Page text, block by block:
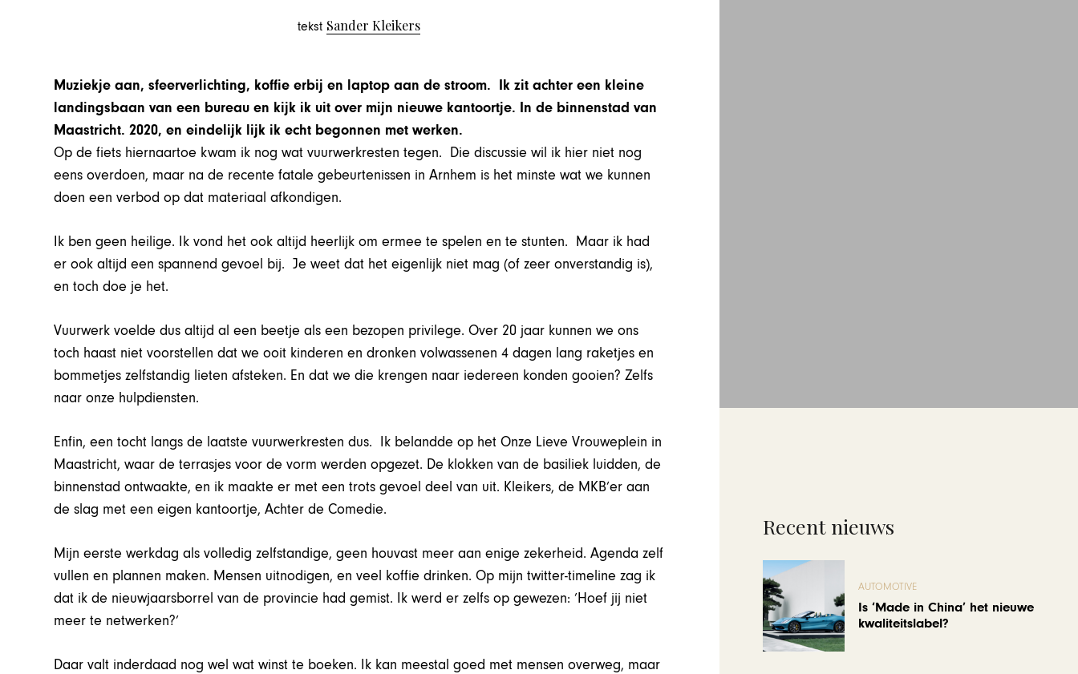
tekst Sander Kleikers
Muziekje aan, sfeerverlichting, koffie erbij en laptop aan de stroom. Ik zit achter een kleine
landingsbaan van een bureau en kijk ik uit over mijn nieuwe kantoortje. In de binnenstad van
Maastricht. 2020, en eindelijk lijk ik echt begonnen met werken.
Op de fiets hiernaartoe kwam ik nog wat vuurwerkresten tegen. Die discussie wil ik hier niet nog
eens overdoen, maar na de recente fatale gebeurtenissen in Arnhem is het minste wat we kunnen
doen een verbod op dat materiaal afkondigen.
Ik ben geen heilige. Ik vond het ook altijd heerlijk om ermee te spelen en te stunten. Maar ik had
er ook altijd een spannend gevoel bij. Je weet dat het eigenlijk niet mag (of zeer onverstandig is),
en toch doe je het.
Vuurwerk voelde dus altijd al een beetje als een bezopen privilege. Over 20 jaar kunnen we ons
toch haast niet voorstellen dat we ooit kinderen en dronken volwassenen 4 dagen lang raketjes en
bommetjes zelfstandig lieten afsteken. En dat we die krengen naar iedereen konden gooien? Zelfs
naar onze hulpdiensten.
Enfin, een tocht langs de laatste vuurwerkresten dus. Ik belandde op het Onze Lieve Vrouweplein in
Maastricht, waar de terrasjes voor de vorm werden opgezet. De klokken van de basiliek luidden, de
binnenstad ontwaakte, en ik maakte er met een trots gevoel deel van uit. Kleikers, de MKB’er aan
de slag met een eigen kantoortje, Achter de Comedie.
Mijn eerste werkdag als volledig zelfstandige, geen houvast meer aan enige zekerheid. Agenda zelf
vullen en plannen maken. Mensen uitnodigen, en veel koffie drinken. Op mijn twitter-timeline zag ik
dat ik de nieuwjaarsborrel van de provincie had gemist. Ik werd er zelfs op gewezen: ’Hoef jij niet
meer te netwerken?’
Daar valt inderdaad nog wel wat winst te boeken. Ik kan meestal goed met mensen overweg, maar
Recent nieuws
AUTOMOTIVE
Is ‘Made in China’ het nieuwe
kwaliteitslabel?